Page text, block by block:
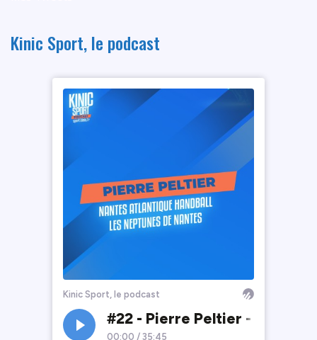
Kinic Sport, le podcast